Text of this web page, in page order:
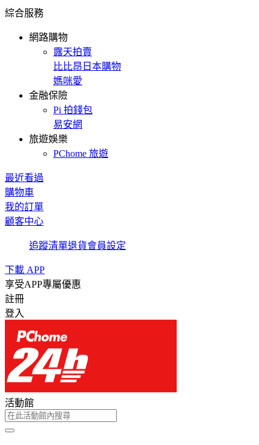
綜合服務
網路購物
露天拍賣
比比昂日本購物
媽咪愛
金融保險
Pi 拍錢包
易安網
旅遊娛樂
PChome 旅遊
最近看過
購物車
我的訂單
顧客中心
追蹤清單退貨會員設定
下載 APP
享受APP專屬優惠
註冊
登入
活動館